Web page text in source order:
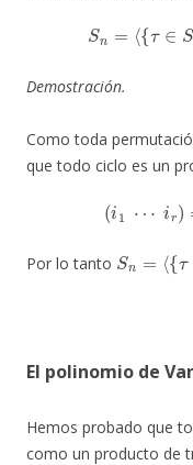
Sn =⟨{ τ∈Sn |τ
Demostración.
Como toda
que todo ciclo es un
⋯ ir )
Por lo tanto
Sn τ∈
es una
El polinomio de
Hemos probado que
como un producto de